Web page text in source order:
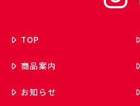
TOP
商品案内
お知らせ